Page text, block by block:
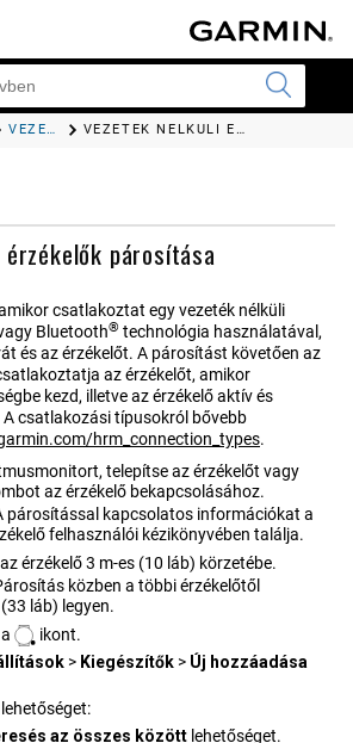
VEZETÉK NÉLKÜLI ÉRZÉKELŐK VEZETÉK NÉLKÜLI ÉRZÉKELŐK PÁROSÍTÁSA
párosítása
csatlakoztat egy vezeték nélküli
Bluetooth® technológia használatával,
és az érzékelőt. A párosítást követően az
az érzékelőt, amikor
kezd, illetve az érzékelő aktív és
csatlakozási típusokról bővebb
hrm_connection_types.
telepítse az érzékelőt vagy
az érzékelő bekapcsolásához.
párosítással kapcsolatos információkat a
felhasználói kézikönyvében találja.
érzékelő 3 m-es (10 láb) körzetébe.
közben a többi érzékelőtől
láb) legyen.
ikont.
> Kiegészítők > Új hozzáadása
az összes között lehetőséget.